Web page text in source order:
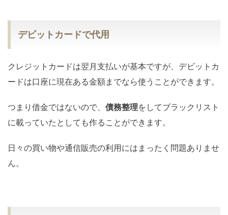
デビットカードで代用
クレジットカードは翌月支払いが基本ですが、デビットカ
ードは口座に現在ある金額までなら使うことができます。
つまり借金ではないので、 債務整理をしてブラックリスト
に載っていたとしても作ることができます。
日々の買い物や通信販売の利用にはまったく問題ありませ
ん。